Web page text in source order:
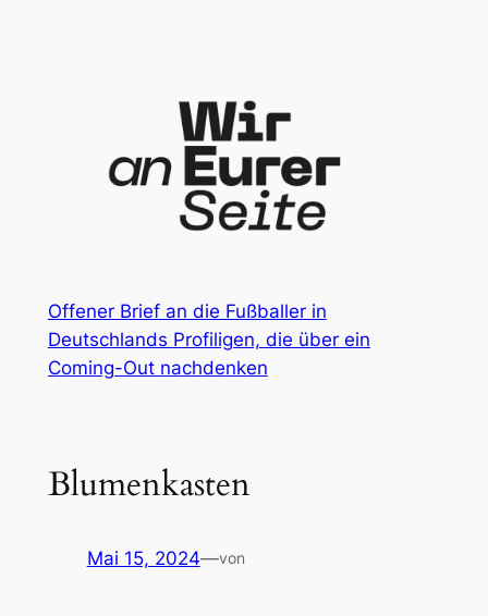
Offener Brief an die Fußballer in
Deutschlands Profiligen, die über ein
Coming-Out nachdenken
Blumenkasten
Mai 15, 2024—von